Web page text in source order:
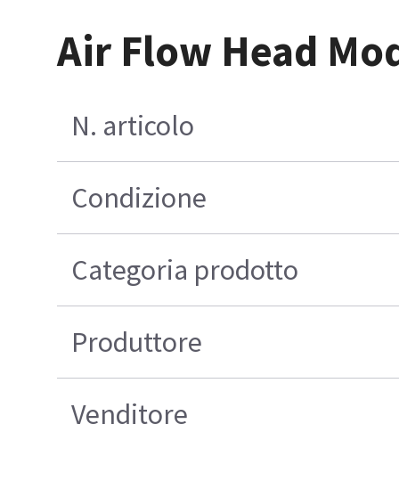
Air Flow Head
N. articolo
Condizione
Categoria prodotto
Produttore
Venditore